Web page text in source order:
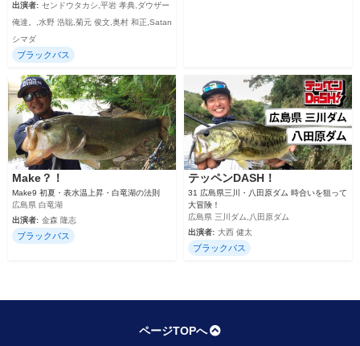
出演者: センドウタカシ,平岩 孝典,ダウザー
俺達。,水野 浩聡,菊元 俊文,奥村 和正,Satan
シマダ
ブラックバス
Make？！
Make9 初夏・表水温上昇・白竜湖の法則
広島県 白竜湖
出演者: 金森 隆志
ブラックバス
テッペンDASH！
31 広島県三川・八田原ダム 時合いを狙って
大冒険！
広島県 三川ダム,八田原ダム
出演者: 大西 健太
ブラックバス
ページTOPへ